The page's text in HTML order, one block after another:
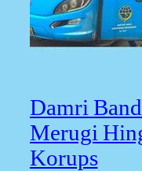
Damri
Merugi
Korups